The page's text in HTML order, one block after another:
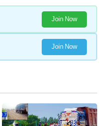
Join Now
Join Now